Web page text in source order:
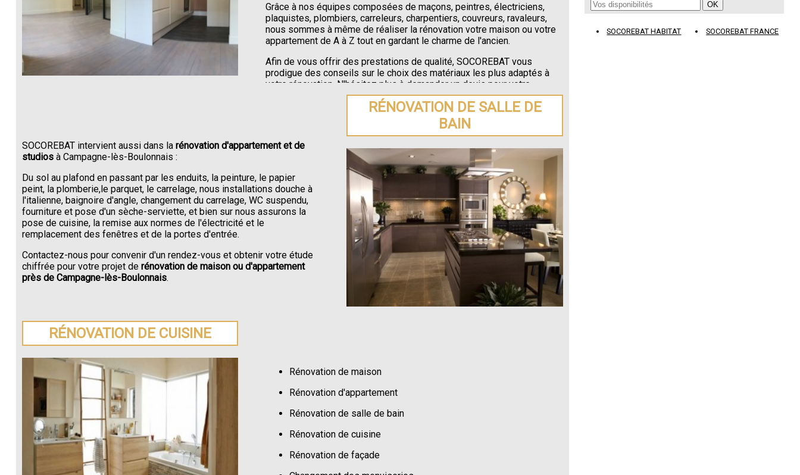
Grâce à nos équipes composées de maçons, peintres, électriciens,
plaquistes, plombiers, carreleurs, charpentiers, couvreurs, ravaleurs,
nous sommes à même de réaliser la rénovation votre maison ou votre
appartement de A à Z tout en gardant le charme de l'ancien.
Afin de vous offrir des prestations de qualité, SOCOREBAT vous
prodigue des conseils sur le choix des matériaux les plus adaptés à
votre rénovation. N'hésitez plus à demander un devis pour votre
rénovation de maison ou appartement à Campagne-lès-Boulonnais.
RÉNOVATION DE SALLE DE
BAIN
SOCOREBAT intervient aussi dans la rénovation d'appartement et de
studiosà Campagne-lès-Boulonnais :
Du sol au plafond en passant par les enduits, la peinture, le papier
peint, la plomberie,le parquet, le carrelage, nous installations douche à
l'italienne, baignoire d'angle, changement du carrelage, WC suspendu,
fourniture et pose d'un sèche-serviette, et bien sur nous assurons la
pose de cuisine, la remise aux normes de l'électricité et le
remplacement des fenêtres et de la portes d'entrée.
Contactez-nous pour convenir d'un rendez-vous et obtenir votre étude
chiffrée pour votre projet derénovation de maison ou d'appartement
près de Campagne-lès-Boulonnais.
RÉNOVATION DE CUISINE
Rénovation de maison
Rénovation d'appartement
Rénovation de salle de bain
Rénovation de cuisine
Rénovation de façade
SOCOREBAT HABITAT SOCOREBAT FRANCE